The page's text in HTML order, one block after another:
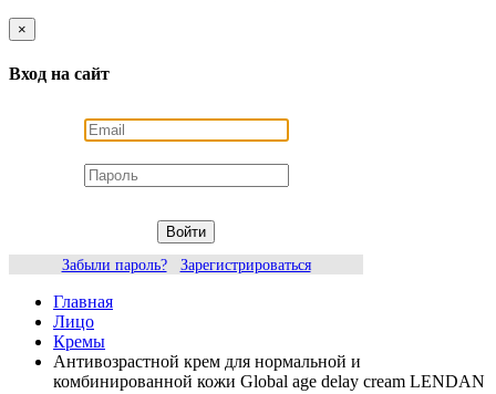
×
Вход на сайт
Войти
Забыли пароль?
Зарегистрироваться
Главная
Лицо
Кремы
Антивозрастной крем для нормальной и
комбинированной кожи Global age delay cream LENDAN